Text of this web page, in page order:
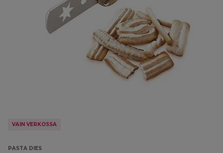
VAIN VERKOSSA
PASTA DIES